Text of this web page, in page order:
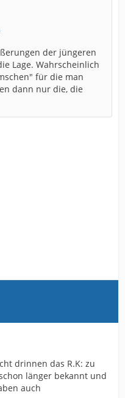
der jüngeren
Lage. Wahrscheinlich
für die man
dann nur die, die
drinnen das R.K: zu
länger bekannt und
auch